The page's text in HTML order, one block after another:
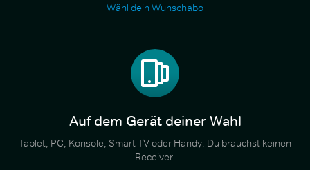
Wähl dein Wunschabo
Auf dem Gerät deiner Wahl
Tablet, PC, Konsole, Smart TV oder Handy. Du brauchst keinen
Receiver.